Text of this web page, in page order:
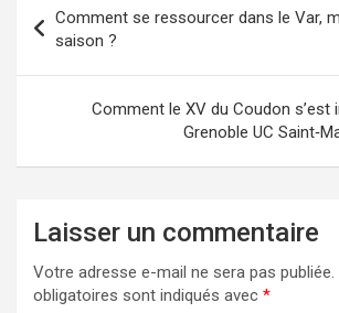
de
l’article
Comment se ressourcer dans le Var,
saison ?
Comment le XV du Coudon
Grenoble UC
Laisser un commentaire
Votre adresse e-mail ne sera pas publiée.
obligatoires sont indiqués avec *